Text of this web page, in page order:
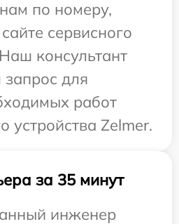
по номеру,
сервисного
консультант
для
работ
устройства Zelmer.
за 35 минут
инженер